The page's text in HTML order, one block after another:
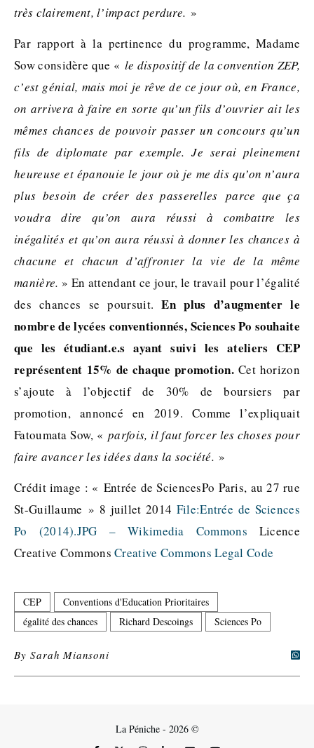
très clairement, l’impact perdure. »
Par rapport à la pertinence du programme, Madame
Sow considère que « le dispositif de la convention ZEP,
c’est génial, mais moi je rêve de ce jour où, en France,
on arrivera à faire en sorte qu’un fils d’ouvrier ait les
mêmes chances de pouvoir passer un concours qu’un
fils de diplomate par exemple. Je serai pleinement
heureuse et épanouie le jour où je me dis qu’on n’aura
plus besoin de créer des passerelles parce que ça
voudra dire qu’on aura réussi à combattre les
inégalités et qu’on aura réussi à donner les chances à
chacune et chacun d’affronter la vie de la même
manière. » En attendant ce jour, le travail pour l’égalité
des chances se poursuit.En plus d’augmenter le
nombre de lycées conventionnés, Sciences Po souhaite
que les étudiant.e.s ayant suivi les ateliers CEP
représentent 15% de chaque promotion. Cet horizon
s’ajoute à l’objectif de 30% de boursiers par
promotion, annoncé en 2019. Comme l’expliquait
Fatoumata Sow, «parfois, il faut forcer les choses pour
faire avancer les idées dans la société. »
Crédit image : « Entrée de SciencesPo Paris, au 27 rue
St-Guillaume » 8 juillet 2014 File:Entrée de Sciences
Po (2014).JPG – Wikimedia Commons Licence
Creative CommonsCreative Commons Legal Code
CEP
Conventions d'Education Prioritaires
égalité des chances
Richard Descoings Sciences Po
BySarah Miansoni
La Péniche - 2026 ©